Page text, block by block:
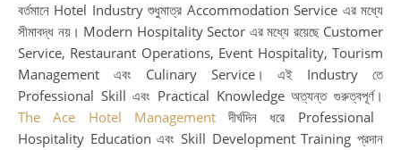
বর্তমানে Hotel Industry শুধুমাত্র Accommodation Service এর মধ্যে
সীমাবদ্ধ নয়। Modern Hospitality Sector এর মধ্যে রয়েছে Customer
Service, Restaurant Operations, Event Hospitality, Tourism
Management এবং Culinary Service। এই Industry তে
Professional Skill এবং Practical Knowledge অত্যন্ত গুরুত্বপূর্ণ।
The Ace Hotel Managementদীর্ঘদিন ধরে Professional
Hospitality Education এবং Skill Development Training প্রদান